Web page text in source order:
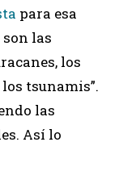
para esa
las
los
tsunamis”.
las
Así lo